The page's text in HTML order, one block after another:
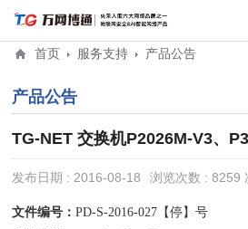
首页 服务支持 产品公告
产品公告
TG-NET 交换机P2026M-V3、
发布日期 : 2016-08-18 浏览次数 : 8259
文件编号：PD-S-2016-027【停】号